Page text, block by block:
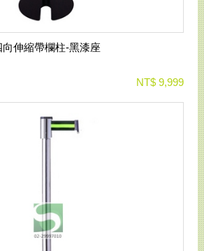
向伸縮帶欄柱-黑漆座
NT$ 9,999